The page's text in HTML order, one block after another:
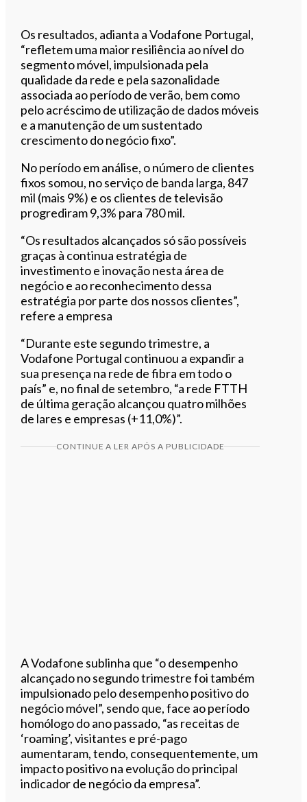
Os resultados, adianta a Vodafone Portugal,
“refletem uma maior resiliência ao nível do
segmento móvel, impulsionada pela
qualidade da rede e pela sazonalidade
associada ao período de verão, bem como
pelo acréscimo de utilização de dados móveis
e a manutenção de um sustentado
crescimento do negócio fixo”.
No período em análise, o número de clientes
fixos somou, no serviço de banda larga, 847
mil (mais 9%) e os clientes de televisão
progrediram 9,3% para 780 mil.
“Os resultados alcançados só são possíveis
graças à continua estratégia de
investimento e inovação nesta área de
negócio e ao reconhecimento dessa
estratégia por parte dos nossos clientes”,
refere a empresa
“Durante este segundo trimestre, a
Vodafone Portugal continuou a expandir a
sua presença na rede de fibra em todo o
país” e, no final de setembro, “a rede FTTH
de última geração alcançou quatro milhões
de lares e empresas (+11,0%)”.
CONTINUE A LER APÓS A PUBLICIDADE
A Vodafone sublinha que “o desempenho
alcançado no segundo trimestre foi também
impulsionado pelo desempenho positivo do
negócio móvel”, sendo que, face ao período
homólogo do ano passado, “as receitas de
‘roaming’, visitantes e pré-pago
aumentaram, tendo, consequentemente, um
impacto positivo na evolução do principal
indicador de negócio da empresa”.